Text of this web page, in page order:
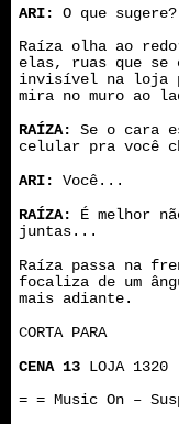
ARI:
O que sugere?
Raíza olha ao
elas, ruas que se
invisível na loja
mira no muro ao
RAÍZA:
Se o cara
celular pra você
ARI:
Você...
RAÍZA:
É melhor
juntas...
Raíza passa na
focaliza de um
mais adiante.
CORTA PARA
CENA 13 LOJA 1320
= = Music On –